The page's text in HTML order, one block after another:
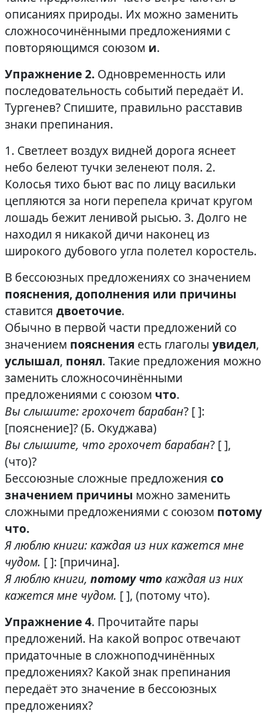
описаниях природы. Их можно заменить
сложносочинёнными предложениями с
повторяющимся союзом и.
Упражнение 2. Одновременность или
последовательность событий передаёт И.
Тургенев? Спишите, правильно расставив
знаки препинания.
1. Светлеет воздух видней дорога яснеет
небо белеют тучки зеленеют поля. 2.
Колосья тихо бьют вас по лицу васильки
цепляются за ноги перепела кричат кругом
лошадь бежит ленивой рысью. 3. Долго не
находил я никакой дичи наконец из
широкого дубового угла полетел коростель.
В бессоюзных предложениях со значением
пояснения, дополнения или причины
ставится двоеточие.
Обычно в первой части предложений со
значением пояснения есть глаголы увидел,
услышал, понял. Такие предложения можно
заменить сложносочинёнными
предложениями с союзом что.
Вы слышите: грохочет барабан? [ ]:
[пояснение]? (Б. Окуджава)
Вы слышите, что грохочет барабан? [ ],
(что)?
Бессоюзные сложные предложения со
значением причины можно заменить
сложными предложениями с союзом потому
что.
Я люблю книги: каждая из них кажется мне
чудом. [ ]: [причина].
Я люблю книги, потому чтокаждая из них
кажется мне чудом. [ ], (потому что).
Упражнение 4. Прочитайте пары
предложений. На какой вопрос отвечают
придаточные в сложноподчинённых
предложениях? Какой знак препинания
передаёт это значение в бессоюзных
предложениях?